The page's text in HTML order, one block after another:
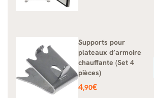
Supports pour
plateaux d’armoire
chauffante (Set 4
pièces)
Prix
4,90€